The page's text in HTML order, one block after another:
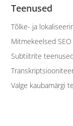
Teenused
Tõlke- ja
Mitmekeelsed
Subtiitrite teenused
Valge kaubamärgi